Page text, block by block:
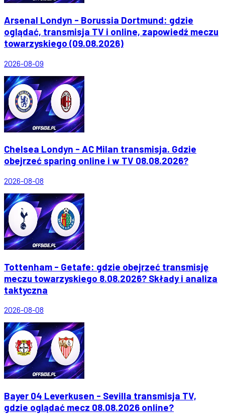
Arsenal Londyn - Borussia Dortmund: gdzie
oglądać, transmisja TV i online, zapowiedź meczu
towarzyskiego (09.08.2026)
2026-08-09
Chelsea Londyn - AC Milan transmisja. Gdzie
obejrzeć sparing online i w TV 08.08.2026?
2026-08-08
Tottenham - Getafe: gdzie obejrzeć transmisję
meczu towarzyskiego 8.08.2026? Składy i analiza
taktyczna
2026-08-08
Bayer 04 Leverkusen - Sevilla transmisja TV,
gdzie oglądać mecz 08.08.2026 online?